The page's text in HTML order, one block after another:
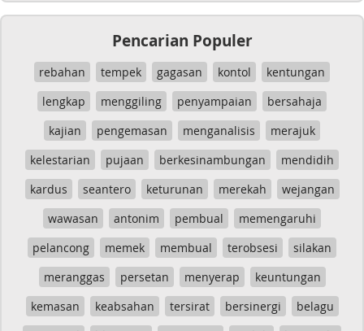
Pencarian Populer
rebahan tempek gagasan kontol
kentungan
lengkap
menggiling penyampaian
bersahaja
kajian
pengemasan menganalisis
merajuk
kelestarian
pujaan berkesinambungan
mendidih
kardus
seantero keturunan merekah
wejangan
wawasan
antonim pembual
memengaruhi
pelancong
memek membual terobsesi
silakan
meranggas
persetan menyerap
keuntungan
kemasan
keabsahan tersirat bersinergi
belagu